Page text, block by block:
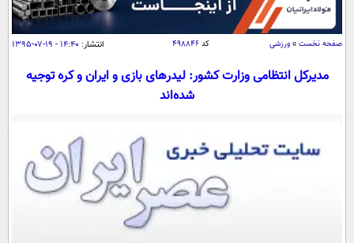
اقتصاد
اقتصادی
خودرو
جامعه
اجتماعی
سلامت
یک برش دانایی
محیط زیست
ورزشی
سیاست خارجی
فرهنگ و هنر
علم و دانش
فناوری و It
قرآن
صفحه نخست » ورزشی کد ۴۹۸۸۴۶ انتشار: ۱۴:۴۰ - ۱۹-۰۷-۱۳۹۵
مدیرکل انتظامی وزارت کشور: لیدرهای بازی و ایران و کره توجیه
شده‌اند